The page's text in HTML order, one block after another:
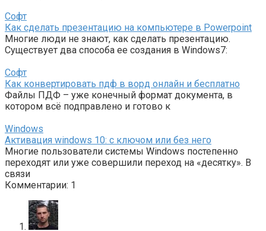
Софт
Как сделать презентацию на компьютере в Powerpoint
Многие люди не знают, как сделать презентацию.
Существует два способа ее создания в Windows7:
Софт
Как конвертировать пдф в ворд онлайн и бесплатно
Файлы ПДФ – уже конечный формат документа, в
котором всё подправлено и готово к
Windows
Активация windows 10: c ключом или без него
Многие пользователи системы Windows постепенно
переходят или уже совершили переход на «десятку». В
связи
Комментарии: 1